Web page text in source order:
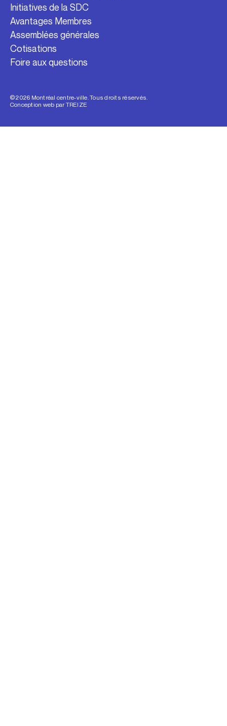
Initiatives de la SDC
Avantages Membres
Assemblées générales
Cotisations
Foire aux questions
© 2026 Montréal centre-ville. Tous droits réservés.
Conception web parTREIZE